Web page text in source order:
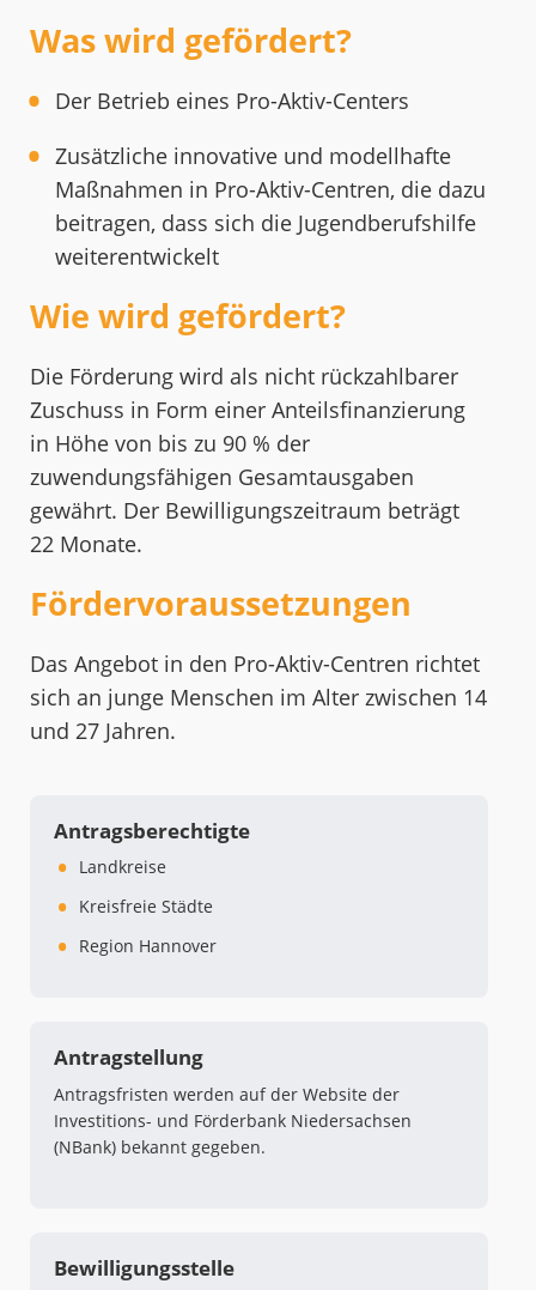
Was wird gefördert?
Der Betrieb eines Pro-Aktiv-Centers
Zusätzliche innovative und modellhafte
Maßnahmen in Pro-Aktiv-Centren, die dazu
beitragen, dass sich die Jugendberufshilfe
weiterentwickelt
Wie wird gefördert?
Die Förderung wird als nicht rückzahlbarer
Zuschuss in Form einer Anteilsfinanzierung
in Höhe von bis zu 90 % der
zuwendungsfähigen Gesamtausgaben
gewährt. Der Bewilligungszeitraum beträgt
22 Monate.
Fördervoraussetzungen
Das Angebot in den Pro-Aktiv-Centren richtet
sich an junge Menschen im Alter zwischen 14
und 27 Jahren.
Antragsberechtigte
Landkreise
Kreisfreie Städte
Region Hannover
Antragstellung
Antragsfristen werden auf der Website der
Investitions- und Förderbank Niedersachsen
(NBank) bekannt gegeben.
Bewilligungsstelle